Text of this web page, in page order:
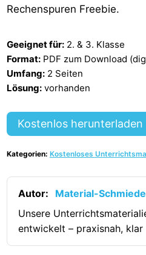
Rechenspuren Freebie.
Geeignet für: 2. & 3. Klasse
Format: PDF zum Download
Umfang: 2 Seiten
Lösung: vorhanden
Kostenlos herunterladen
Kategorien: Kostenloses
Autor:
Material-Schmiede
Unsere
entwickelt – praxisnah,